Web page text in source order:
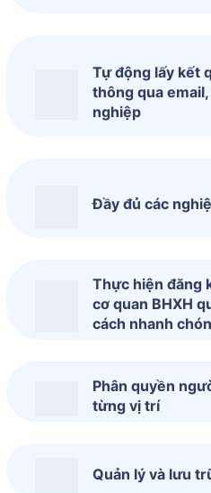
Tự động lấy kết
thông qua
nghiệp
Đầy đủ các
Thực hiện đăng
cơ quan BHXH
cách nhanh
Phân quyền
từng vị trí
Quản lý và lưu